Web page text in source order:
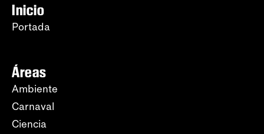
Inicio
Portada
Áreas
Ambiente
Carnaval
Ciencia